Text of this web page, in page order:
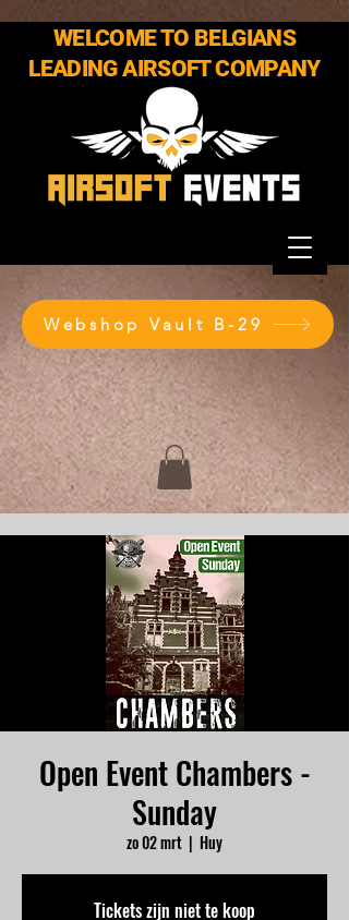
WELCOME TO BELGIANS
LEADING AIRSOFT COMPANY
Webshop Vault B-29
Open Event Chambers -
Sunday
zo 02 mrt
  |
Huy
Tickets zijn niet te koop